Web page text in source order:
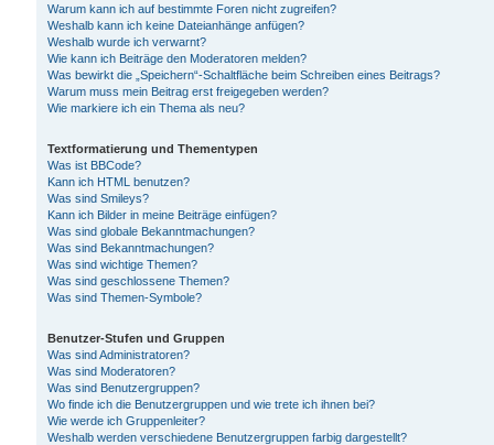
Warum kann ich auf bestimmte Foren nicht zugreifen?
Weshalb kann ich keine Dateianhänge anfügen?
Weshalb wurde ich verwarnt?
Wie kann ich Beiträge den Moderatoren melden?
Was bewirkt die „Speichern“-Schaltfläche beim Schreiben eines Beitrags?
Warum muss mein Beitrag erst freigegeben werden?
Wie markiere ich ein Thema als neu?
Textformatierung und Thementypen
Was ist BBCode?
Kann ich HTML benutzen?
Was sind Smileys?
Kann ich Bilder in meine Beiträge einfügen?
Was sind globale Bekanntmachungen?
Was sind Bekanntmachungen?
Was sind wichtige Themen?
Was sind geschlossene Themen?
Was sind Themen-Symbole?
Benutzer-Stufen und Gruppen
Was sind Administratoren?
Was sind Moderatoren?
Was sind Benutzergruppen?
Wo finde ich die Benutzergruppen und wie trete ich ihnen bei?
Wie werde ich Gruppenleiter?
Weshalb werden verschiedene Benutzergruppen farbig dargestellt?